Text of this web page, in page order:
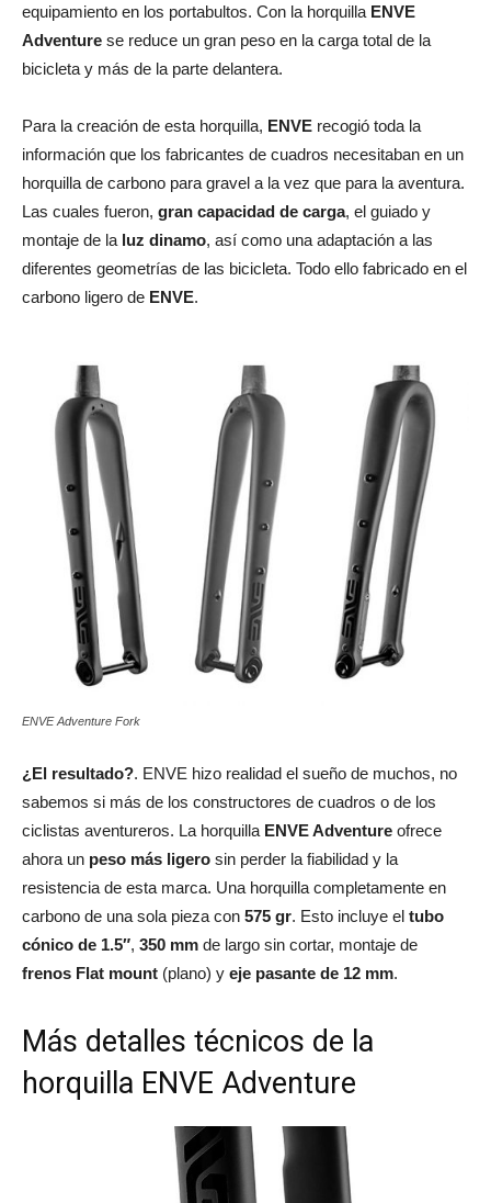
equipamiento en los portabultos. Con la horquilla ENVE
Adventure se reduce un gran peso en la carga total de la
bicicleta y más de la parte delantera.
Para la creación de esta horquilla, ENVE recogió toda la
información que los fabricantes de cuadros necesitaban en un
horquilla de carbono para gravel a la vez que para la aventura.
Las cuales fueron, gran capacidad de carga, el guiado y
montaje de la luz dinamo, así como una adaptación a las
diferentes geometrías de las bicicleta. Todo ello fabricado en el
carbono ligero de ENVE.
ENVE Adventure Fork
¿El resultado?. ENVE hizo realidad el sueño de muchos, no
sabemos si más de los constructores de cuadros o de los
ciclistas aventureros. La horquilla ENVE Adventure ofrece
ahora un peso más ligero sin perder la fiabilidad y la
resistencia de esta marca. Una horquilla completamente en
carbono de una sola pieza con 575 gr. Esto incluye el tubo
cónico de 1.5″, 350 mm de largo sin cortar, montaje de
frenos Flat mount (plano) y eje pasante de 12 mm.
Más detalles técnicos de la
horquilla ENVE Adventure